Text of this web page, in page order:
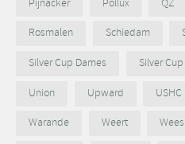
Pijnacker
Pollux QZ
Rosmalen
Schiedam
Silver Cup Dames
Silver
Union
Upward USHC
Warande
Weert